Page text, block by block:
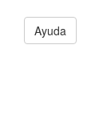
Ayuda